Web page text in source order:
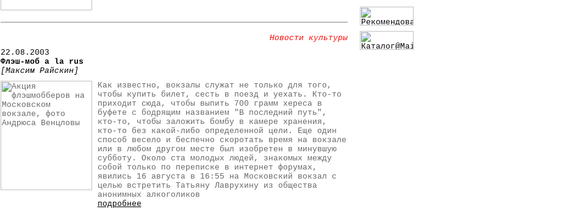
Новости культуры
22 .08.2003
Флэш-моб a la rus
[Максим Райскин]
Как известно, вокзалы служат не только для того,
чтобы купить билет, сесть в поезд и уехать. Кто-то
приходит сюда, чтобы выпить 700 грамм хереса в
буфете с бодрящим названием "В последний путь",
кто-то, чтобы заложить бомбу в камере хранения,
кто-то без какой-либо определенной цели. Еще один
способ весело и беспечно скоротать время на вокзале
или в любом другом месте был изобретен в минувшую
субботу. Около ста молодых людей, знакомых между
собой только по переписке в интернет форумах,
явились 16 августа в 16:55 на Московский вокзал с
целью встретить Татьяну Лаврухину из общества
анонимных алкоголиков
подробнее